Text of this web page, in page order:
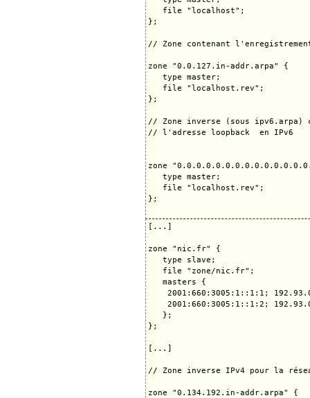
   file "localhost";
};
// Zone contenant
zone "0.0.127.in-addr.arpa" {
   type master;
   file "localhost.rev";
};
// Zone inverse (sous ipv6.arpa)
// l'adresse loopback  en IPv6
zone
   type master;
   file "localhost.rev";
};
[...]
zone "nic.fr" {
   type slave;
   file "zone/nic.fr";
   masters {
2001:660:3005:1::1:1;
2001:660:3005:1::1:2;
   };
};
[...]
// Zone inverse IPv4 pour la
zone "0.134.192.in-addr.arpa" {